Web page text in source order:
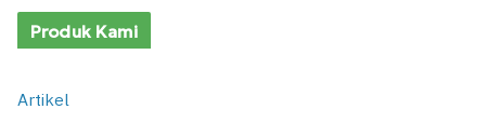
Produk Kami
Artikel